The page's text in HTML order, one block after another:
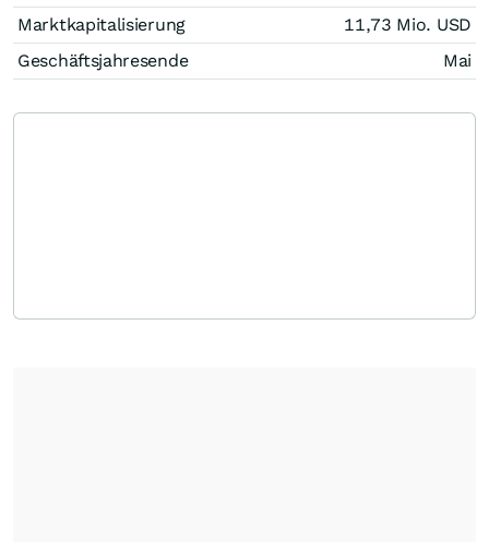
Marktkapitalisierung
11,73 Mio. USD
Geschäftsjahresende
Mai